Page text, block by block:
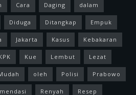
Cara Daging dalam
Diduga Ditangkap Empuk
Jakarta Kasus Kebakaran
Kue Lembut Lezat
oleh Polisi Prabowo
Renyah Resep